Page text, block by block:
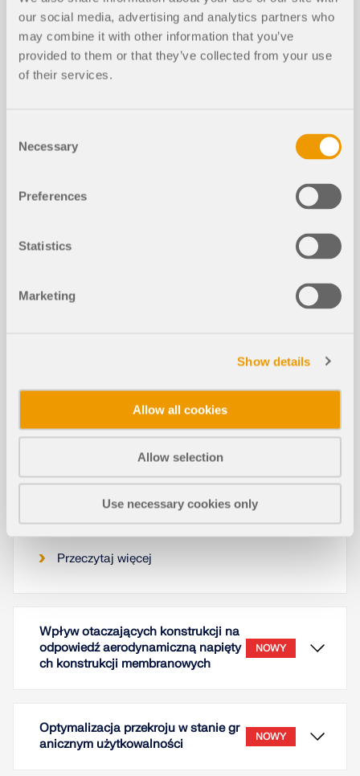
our social media, advertising and analytics partners who
may combine it with other information that you’ve
provided to them or that they’ve collected from your use
of their services.
Selection
Necessary
Preferences
Statistics
Marketing
Show details
Allow all cookies
Allow selection
Use necessary cookies only
Projektowanie stóp fundamentowych wg ACI 318
[1] i IBC [2] można teraz przeprowadzać za pomocą
rozszerzenia Wymiarowanie fundamentów. W
niniejszym artykule pokazano, jak wymodelować
RFEM 6 i porównano wyniki obliczeń z przykładem
odniesienia z ACI Concrete Design Handbook [3].
Przeczytaj więcej
Wpływ otaczających konstrukcji na
odpowiedź aerodynamiczną napięty
ch konstrukcji membranowych
NOWY
Optymalizacja przekroju w stanie gr
anicznym użytkowalności
NOWY